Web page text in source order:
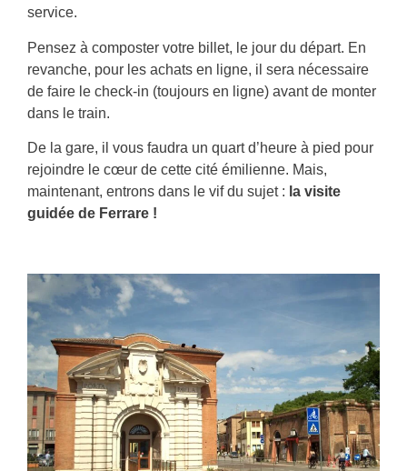
service.
Pensez à composter votre billet, le jour du départ. En
revanche, pour les achats en ligne, il sera nécessaire
de faire le check-in (toujours en ligne) avant de monter
dans le train.
De la gare, il vous faudra un quart d’heure à pied pour
rejoindre le cœur de cette cité émilienne. Mais,
maintenant, entrons dans le vif du sujet : la visite
guidée de Ferrare !